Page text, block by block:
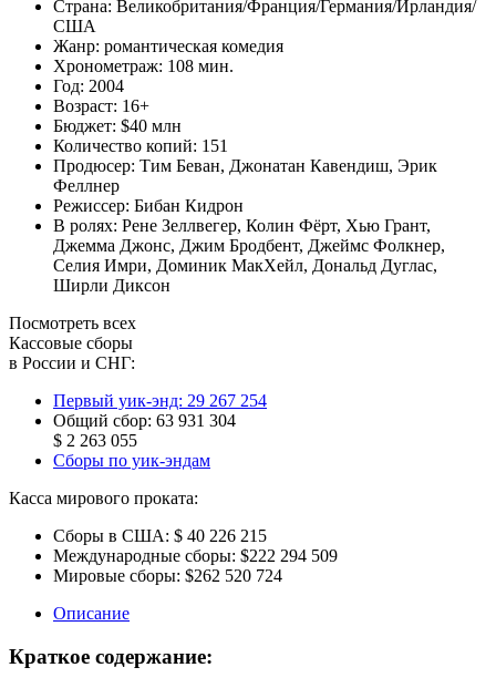
Страна: Великобритания/Франция/Германия/Ирландия/
США
Жанр: романтическая комедия
Хронометраж: 108 мин.
Год: 2004
Возраст: 16+
Бюджет: $40 млн
Количество копий: 151
Продюсер: Тим Беван, Джонатан Кавендиш, Эрик
Феллнер
Режиссер: Бибан Кидрон
В ролях: Рене Зеллвегер, Колин Фёрт, Хью Грант,
Джемма Джонс, Джим Бродбент, Джеймс Фолкнер,
Селия Имри, Доминик МакХейл, Дональд Дуглас,
Ширли Диксон
Посмотреть всех
Кассовые сборы
в России и СНГ:
Первый уик-энд: 29 267 254
Общий сбор: 63 931 304
$ 2 263 055
Сборы по уик-эндам
Касса мирового проката:
Сборы в США: $ 40 226 215
Международные сборы: $222 294 509
Мировые сборы: $262 520 724
Описание
Краткое содержание: